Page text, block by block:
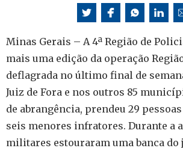
Minas Gerais – A 4ª Região de
mais uma edição da operação
deflagrada no último final de
Juiz de Fora e nos outros 85
de abrangência, prendeu 29
seis menores infratores. Durante a
militares estouraram uma banca do